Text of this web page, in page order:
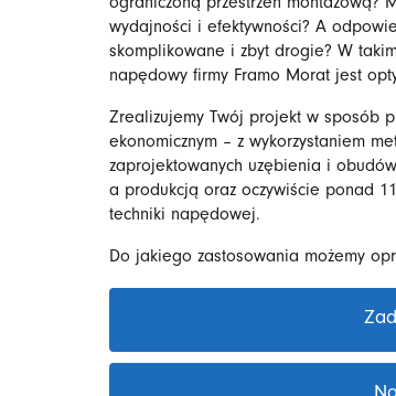
ograniczoną przestrzeń montażową?
wydajności i efektywności? A
skomplikowane i zbyt drogie? W
napędowy firmy Framo Morat jest
Zrealizujemy Twój projekt w sposób
ekonomicznym – z wykorzystaniem
zaprojektowanych uzębienia i
a produkcją oraz oczywiście ponad
techniki napędowej.
Do jakiego zastosowania możemy